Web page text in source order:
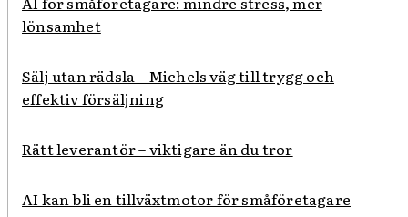
lönsamhet
Sälj utan rädsla – Michels väg till trygg och
effektiv försäljning
Rätt leverantör – viktigare än du tror
AI kan bli en tillväxtmotor för småföretagare